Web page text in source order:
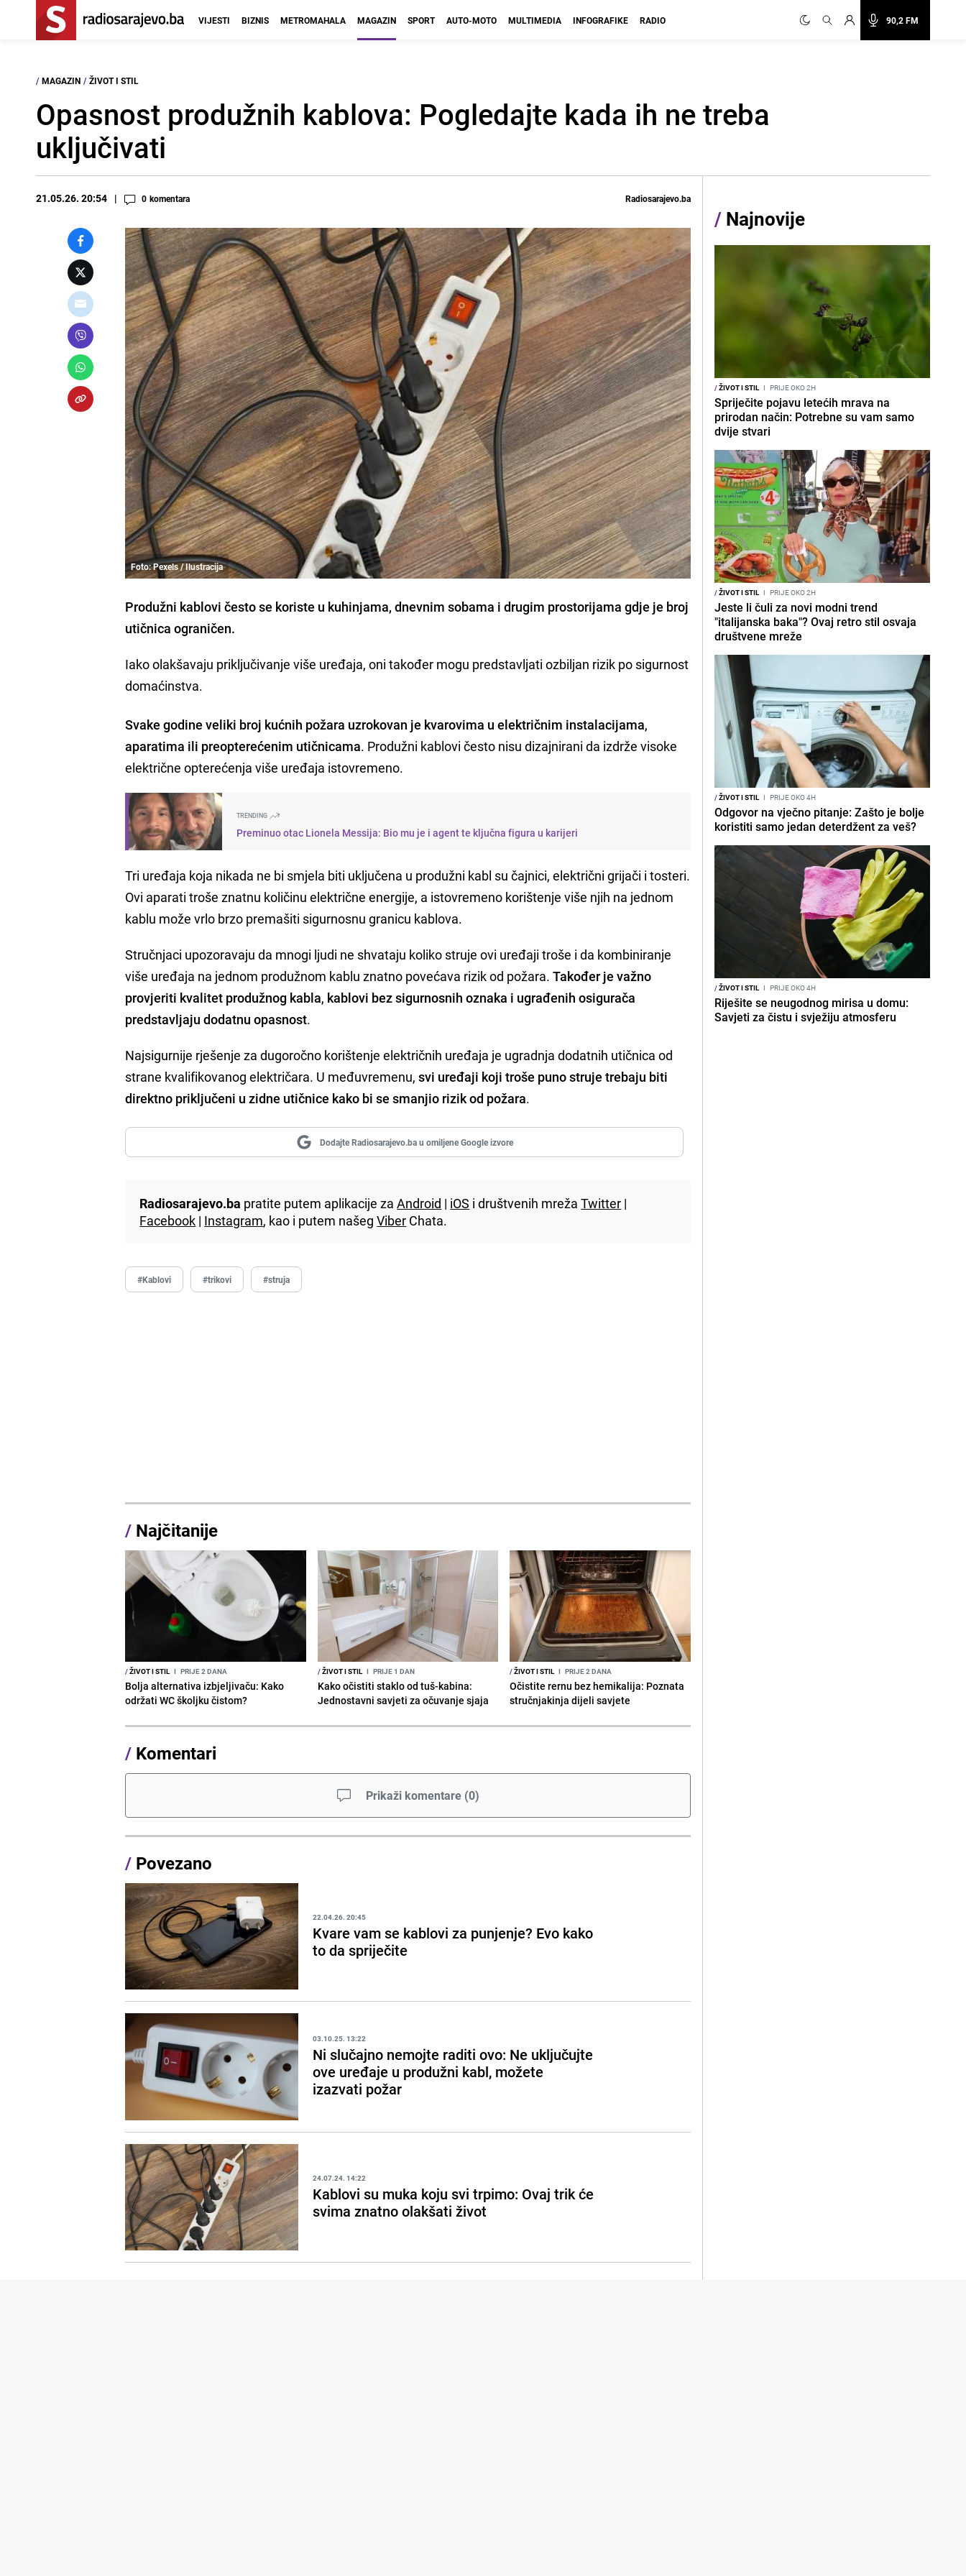
90,2 FM
VIJESTI BIZNIS METROMAHALA MAGAZIN SPORT AUTO-MOTO MULTIMEDIA INFOGRAFIKE RADIO
/ MAGAZIN / ŽIVOT I STIL
Opasnost produžnih kablova: Pogledajte kada ih ne treba
uključivati
21.05.26. 20:54 0 komentara Radiosarajevo.ba
Foto: Pexels / Ilustracija
Produžni kablovi često se koriste u kuhinjama, dnevnim sobama i drugim prostorijama gdje je broj
utičnica ograničen.
Iako olakšavaju priključivanje više uređaja, oni također mogu predstavljati ozbiljan rizik po sigurnost
domaćinstva.
Svake godine veliki broj kućnih požara uzrokovan je kvarovima u električnim instalacijama,
aparatima ili preopterećenim utičnicama. Produžni kablovi često nisu dizajnirani da izdrže visoke
električne opterećenja više uređaja istovremeno.
TRENDING
Preminuo otac Lionela Messija: Bio mu je i agent te ključna figura u karijeri
Tri uređaja koja nikada ne bi smjela biti uključena u produžni kabl su čajnici, električni grijači i tosteri.
Ovi aparati troše znatnu količinu električne energije, a istovremeno korištenje više njih na jednom
kablu može vrlo brzo premašiti sigurnosnu granicu kablova.
Stručnjaci upozoravaju da mnogi ljudi ne shvataju koliko struje ovi uređaji troše i da kombiniranje
više uređaja na jednom produžnom kablu znatno povećava rizik od požara.Također je važno
provjeriti kvalitet produžnog kabla, kablovi bez sigurnosnih oznaka i ugrađenih osigurača
predstavljaju dodatnu opasnost.
Najsigurnije rješenje za dugoročno korištenje električnih uređaja je ugradnja dodatnih utičnica od
strane kvalifikovanog električara. U međuvremenu,svi uređaji koji troše puno struje trebaju biti
direktno priključeni u zidne utičnice kako bi se smanjio rizik od požara.
Dodajte Radiosarajevo.ba u omiljene Google izvore
Radiosarajevo.ba pratite putem aplikacije zaAndroid | iOS i društvenih mrežaTwitter |
Facebook | Instagram, kao i putem našegViber Chata.
#Kablovi #trikovi #struja
/ Najčitanije
/ŽIVOT I STIL I PRIJE 2 DANA
Bolja alternativa izbjeljivaču: Kako
održati WC školjku čistom?
/ŽIVOT I STIL I PRIJE 1 DAN
Kako očistiti staklo od tuš-kabina:
Jednostavni savjeti za očuvanje sjaja
/ŽIVOT I STIL I PRIJE 2 DANA
Očistite rernu bez hemikalija: Poznata
stručnjakinja dijeli savjete
/ Komentari
Prikaži komentare (0)
/ Povezano
22.04.26. 20:45
Kvare vam se kablovi za punjenje? Evo kako
to da spriječite
03.10.25. 13:22
Ni slučajno nemojte raditi ovo: Ne uključujte
ove uređaje u produžni kabl, možete
izazvati požar
24.07.24. 14:22
Kablovi su muka koju svi trpimo: Ovaj trik će
svima znatno olakšati život
/ Najnovije
/ŽIVOT I STIL I PRIJE OKO 2H
Spriječite pojavu letećih mrava na
prirodan način: Potrebne su vam samo
dvije stvari
/ŽIVOT I STIL I PRIJE OKO 2H
Jeste li čuli za novi modni trend
"italijanska baka"? Ovaj retro stil osvaja
društvene mreže
/ŽIVOT I STIL I PRIJE OKO 4H
Odgovor na vječno pitanje: Zašto je bolje
koristiti samo jedan deterdžent za veš?
/ŽIVOT I STIL I PRIJE OKO 4H
Riješite se neugodnog mirisa u domu:
Savjeti za čistu i svježiju atmosferu